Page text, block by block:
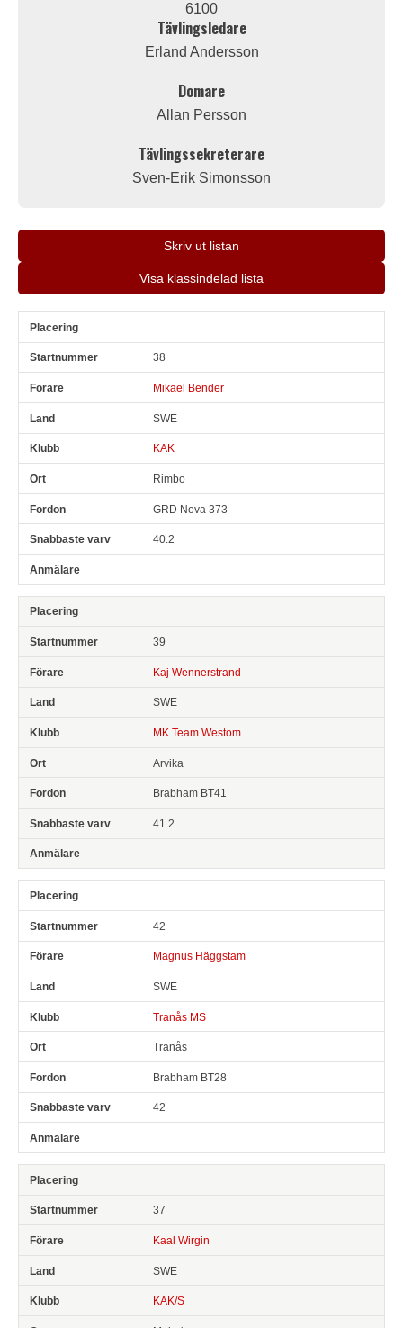
6100
Tävlingsledare
Erland Andersson
Domare
Allan Persson
Tävlingssekreterare
Sven-Erik Simonsson
Skriv ut listan
Visa klassindelad lista
Pl Snr
38
Mikael Bender
SWE
KAK
Rimbo
GRD Nova 373
40.2
39
Kaj Wennerstrand
SWE
MK Team Westom
Arvika
Brabham BT41
41.2
42
Magnus Häggstam
SWE
Tranås MS
Tranås
Brabham BT28
42
37
Kaal Wirgin
SWE
KAK/S